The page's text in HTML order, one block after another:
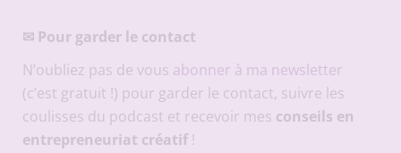
✉ Pour garder le contact
N’oubliez pas de vous abonner à ma newsletter
(c’est gratuit !) pour garder le contact, suivre les
coulisses du podcast et recevoir mes conseils en
entrepreneuriat créatif!